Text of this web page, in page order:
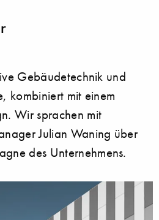
Gebäudetechnik und
kombiniert mit einem
Wir sprachen mit
Julian Waning über
des Unternehmens.